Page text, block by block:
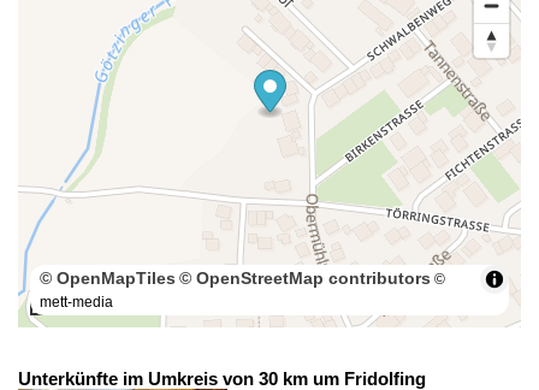
100 m
© OpenMapTiles © OpenStreetMap contributors ©
mett-media
Unterkünfte im Umkreis von 30 km um Fridolfing